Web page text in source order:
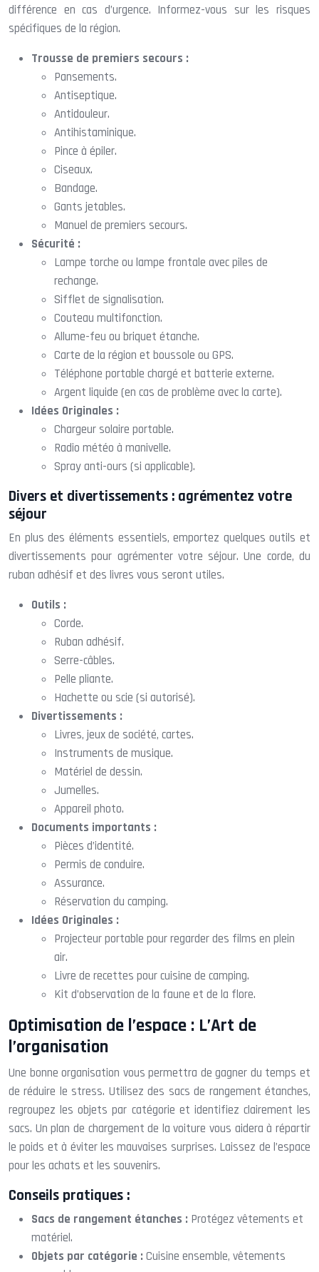
différence en cas d’urgence. Informez-vous sur les risques
spécifiques de la région.
Trousse de premiers secours :
Pansements.
Antiseptique.
Antidouleur.
Antihistaminique.
Pince à épiler.
Ciseaux.
Bandage.
Gants jetables.
Manuel de premiers secours.
Sécurité :
Lampe torche ou lampe frontale avec piles de
rechange.
Sifflet de signalisation.
Couteau multifonction.
Allume-feu ou briquet étanche.
Carte de la région et boussole ou GPS.
Téléphone portable chargé et batterie externe.
Argent liquide (en cas de problème avec la carte).
Idées Originales :
Chargeur solaire portable.
Radio météo à manivelle.
Spray anti-ours (si applicable).
Divers et divertissements : agrémentez votre
séjour
En plus des éléments essentiels, emportez quelques outils et
divertissements pour agrémenter votre séjour. Une corde, du
ruban adhésif et des livres vous seront utiles.
Outils :
Corde.
Ruban adhésif.
Serre-câbles.
Pelle pliante.
Hachette ou scie (si autorisé).
Divertissements :
Livres, jeux de société, cartes.
Instruments de musique.
Matériel de dessin.
Jumelles.
Appareil photo.
Documents importants :
Pièces d’identité.
Permis de conduire.
Assurance.
Réservation du camping.
Idées Originales :
Projecteur portable pour regarder des films en plein
air.
Livre de recettes pour cuisine de camping.
Kit d’observation de la faune et de la flore.
Optimisation de l’espace : L’Art de
l’organisation
Une bonne organisation vous permettra de gagner du temps et
de réduire le stress. Utilisez des sacs de rangement étanches,
regroupez les objets par catégorie et identifiez clairement les
sacs. Un plan de chargement de la voiture vous aidera à répartir
le poids et à éviter les mauvaises surprises. Laissez de l’espace
pour les achats et les souvenirs.
Conseils pratiques :
Sacs de rangement étanches : Protégez vêtements et
matériel.
Objets par catégorie : Cuisine ensemble, vêtements